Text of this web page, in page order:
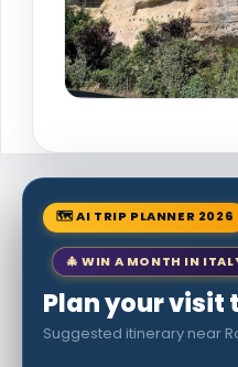
🗺 AI TRIP PLANNER 2026
🎄 WIN A MONTH IN
Plan your visit
Suggested itinerary near